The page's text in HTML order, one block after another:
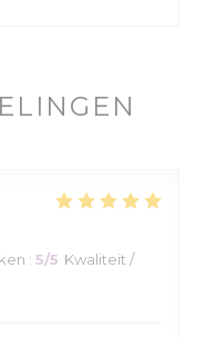
: 5/5 Kwaliteit /